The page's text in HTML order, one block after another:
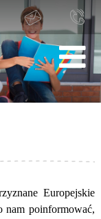
Europejskie
nam poinformować,